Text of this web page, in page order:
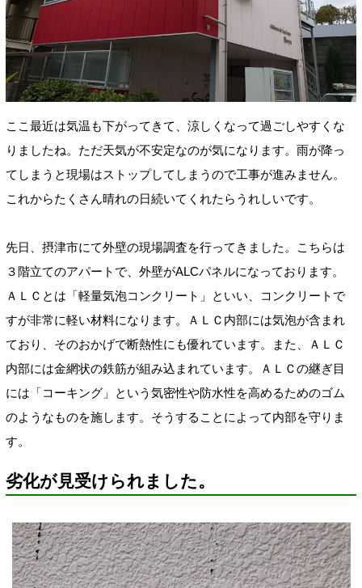
ここ最近は気温も下がってきて、涼しくなって過ごしやすくな
りましたね。ただ天気が不安定なのが気になります。雨が降っ
てしまうと現場はストップしてしまうので工事が進みません。
これからたくさん晴れの日続いてくれたらうれしいです。
先日、摂津市にて外壁の現場調査を行ってきました。こちらは
３階立てのアパートで、外壁がALCパネルになっております。
ＡＬＣとは「軽量気泡コンクリート」といい、コンクリートで
すが非常に軽い材料になります。ＡＬＣ内部には気泡が含まれ
ており、そのおかげで断熱性にも優れています。また、ＡＬＣ
内部には金網状の鉄筋が組み込まれています。ＡＬＣの継ぎ目
には「コーキング」という気密性や防水性を高めるためのゴム
のようなものを施します。そうすることによって内部を守りま
す。
劣化が見受けられました。